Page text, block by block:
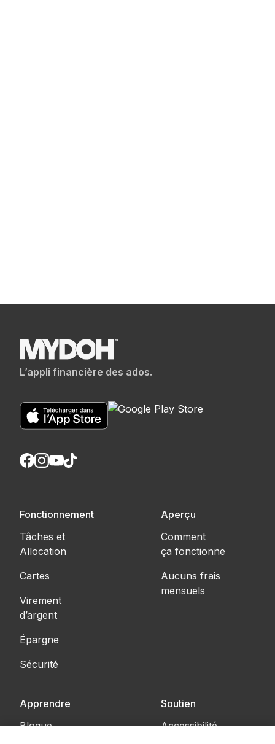
L’appli financière des ados.
Fonctionnement
Tâches et
Allocation
Cartes
Virement
d’argent
Épargne
Sécurité
Aperçu
Comment
ça fonctionne
Aucuns frais
mensuels
Apprendre
Blogue
Soutien
Accessibilité